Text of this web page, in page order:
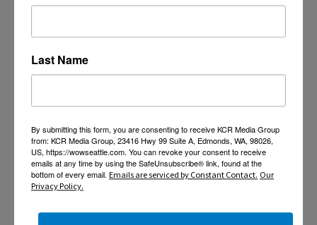
Last Name
By submitting this form, you are consenting to receive KCR Media Group
from: KCR Media Group, 23416 Hwy 99 Suite A, Edmonds, WA, 98026,
US, https://wowseattle.com. You can revoke your consent to receive
emails at any time by using the SafeUnsubscribe® link, found at the
bottom of every email. Emails are serviced by Constant Contact. Our
Privacy Policy.